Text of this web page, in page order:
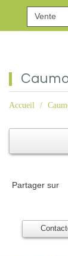
Vente
Accueil
Partager sur